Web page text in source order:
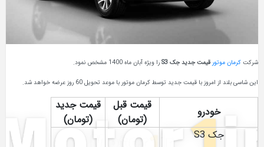
شرکتکرمان موتورقیمت جدید جک S3 را ویژه آبان ماه 1400 مشخص نمود.
این شاسی بلند از امروز با قیمت‌ جدید توسط کرمان موتور با موعد تحویل 60 روز عرضه خواهد شد.
خودرو
قیمت قبل
(تومان)
قیمت جدید
(تومان)
جک S3